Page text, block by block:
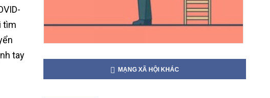
tìm
tay
MẠNG XÃ HỘI KHÁC